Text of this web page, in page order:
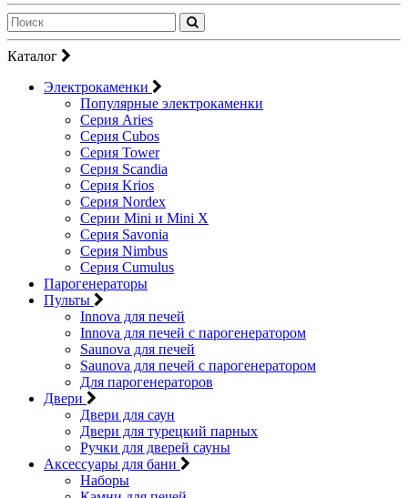
Каталог
Электрокаменки
Популярные электрокаменки
Серия Aries
Серия Cubos
Серия Tower
Серия Scandia
Серия Krios
Серия Nordex
Серии Mini и Mini X
Серия Savonia
Серия Nimbus
Серия Cumulus
Парогенераторы
Пульты
Innova для печей
Innova для печей с парогенератором
Saunova для печей
Saunova для печей с парогенератором
Для парогенераторов
Двери
Двери для саун
Двери для турецкий парных
Ручки для дверей сауны
Аксессуары для бани
Наборы